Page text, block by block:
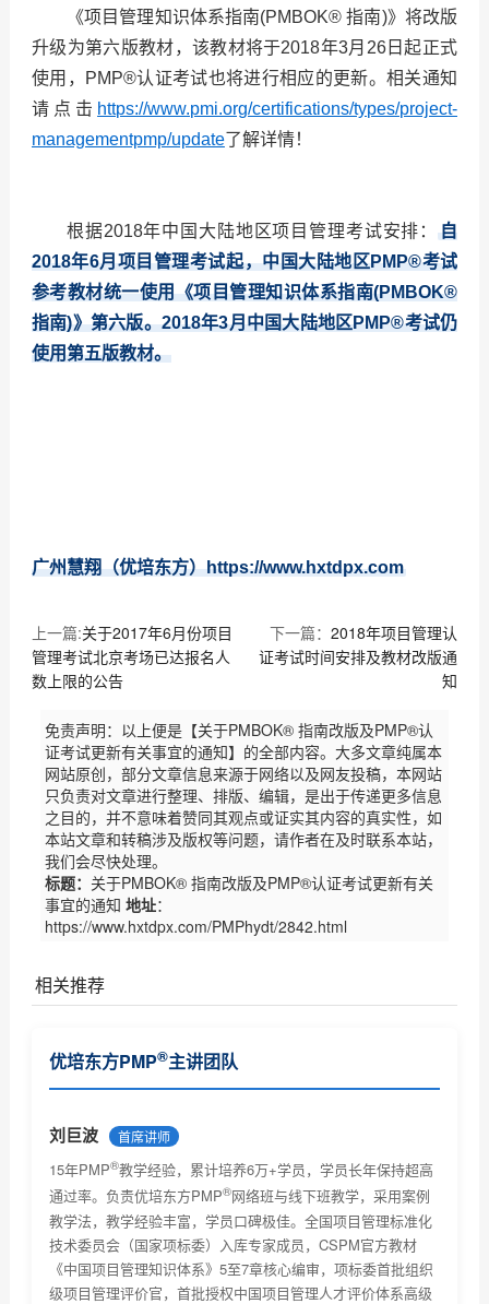
《项目管理知识体系指南(PMBOK® 指南)》将改版
升级为第六版教材，该教材将于2018年3月26日起正式
使用，PMP®认证考试也将进行相应的更新。相关通知
请点击 https://www.pmi.org/certifications/types/project­
management­pmp/update了解详情！
根据2018年中国大陆地区项目管理考试安排：自
2018年6月项目管理考试起，中国大陆地区PMP®考试
参考教材统一使用《项目管理知识体系指南(PMBOK®
指南)》第六版。2018年3月中国大陆地区PMP®考试仍
使用第五版教材。
广州慧翔（优培东方）https://www.hxtdpx.com
上一篇:关于2017年6月份项目
管理考试北京考场已达报名人
数上限的公告
下一篇：2018年项目管理认
证考试时间安排及教材改版通
知
免责声明：以上便是【关于PMBOK® 指南改版及PMP®认
证考试更新有关事宜的通知】的全部内容。大多文章纯属本
网站原创，部分文章信息来源于网络以及网友投稿，本网站
只负责对文章进行整理、排版、编辑，是出于传递更多信息
之目的，并不意味着赞同其观点或证实其内容的真实性，如
本站文章和转稿涉及版权等问题，请作者在及时联系本站，
我们会尽快处理。
标题： 关于PMBOK® 指南改版及PMP®认证考试更新有关
事宜的通知 地址：
https://www.hxtdpx.com/PMPhydt/2842.html
相关推荐
PMI(中国)2017项目管理大会诚征主题（优培东方）
关于2017年6月份项目管理考试北京考场已达报名人数
上限...
优培东方PMP®主讲团队
刘巨波 首席讲师
15年PMP®教学经验，累计培养6万+学员，学员长年保持超高
通过率。负责优培东方PMP®网络班与线下班教学，采用案例
教学法，教学经验丰富，学员口碑极佳。全国项目管理标准化
技术委员会（国家项标委）入库专家成员，CSPM官方教材
《中国项目管理知识体系》5至7章核心编审，项标委首批组织
级项目管理评价官，首批授权中国项目管理人才评价体系高级